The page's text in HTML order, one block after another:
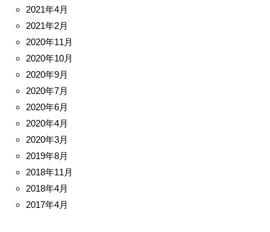
2021年4月
2021年2月
2020年11月
2020年10月
2020年9月
2020年7月
2020年6月
2020年4月
2020年3月
2019年8月
2018年11月
2018年4月
2017年4月